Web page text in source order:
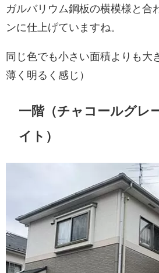
ガルバリウム鋼板の横模様と合
ンに仕上げていますね。
同じ色でも小さい面積よりも大
薄く明るく感じ）
一階（チャコールグレ
イト）